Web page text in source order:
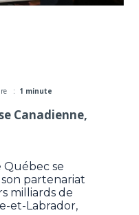
: 1 minute
Canadienne,
Québec se
partenariat
milliards de
et-Labrador,